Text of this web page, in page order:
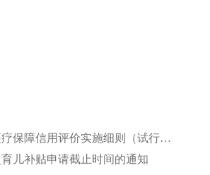
上一篇：关于《昌吉回族自治州定点医药机构医疗保障信用评价实施细则（试行）（征求意见稿）》《昌吉回族自治州相关从业人员医疗保障信用评价实施细则（试行）（征求意见稿）》《昌吉回族自治州参保人员医疗保障信用评价实施细则（试行）（征求意见稿）》征求公众意见建议的公告
儿补贴申请截止时间的通知